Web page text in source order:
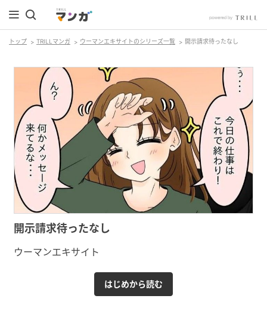
トップ TRILLマンガ ウーマンエキサイトのシリーズ一覧 開示請求待ったなし
開示請求待ったなし
ウーマンエキサイト
はじめから読む